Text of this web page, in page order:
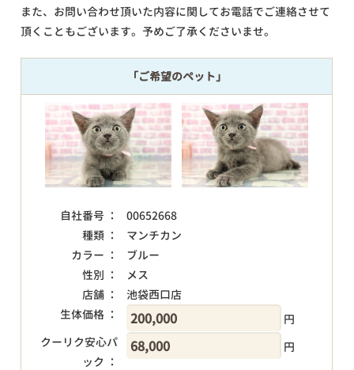
また、お問い合わせ頂いた内容に関してお電話でご連絡させて
頂くこともございます。予めご了承くださいませ。
「ご希望のペット」
自社番号 ：
00652668
種類 ：
マンチカン
カラー ：
ブルー
性別 ：
メス
店舗 ：
池袋西口店
生体価格 ：
円
クーリク安心パ
ック ：
円